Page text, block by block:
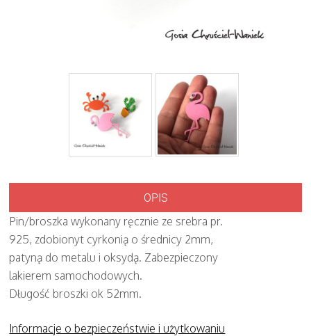
OPIS
Pin/broszka wykonany ręcznie ze srebra pr.
925, zdobionyt cyrkonią o średnicy 2mm,
patyną do metalu i oksydą. Zabezpieczony
lakierem samochodowych.
Długość broszki ok 52mm.
Informacje o bezpieczeństwie i użytkowaniu